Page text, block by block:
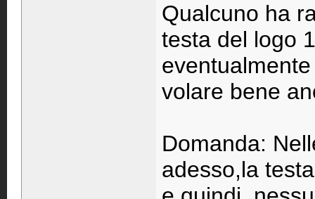
Qualcuno ha
testa del logo
volare bene
Domanda:
adesso,la